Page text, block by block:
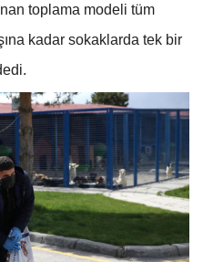
toplama modeli tüm
kadar sokaklarda tek bir